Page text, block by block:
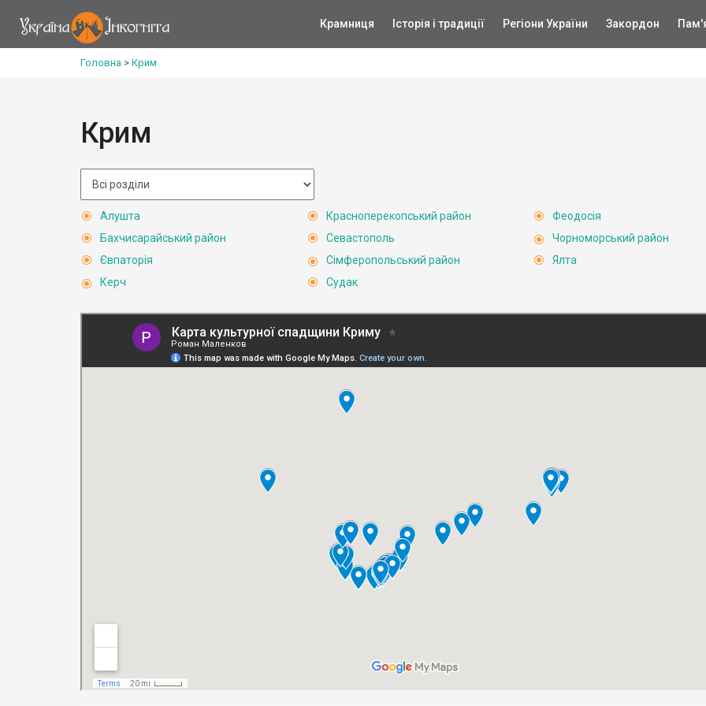
Крамниця Історія і традиції Регіони України Закордон
Головна > Крим
Крим
Алушта
Бахчисарайський район
Євпаторія
Керч
Красноперекопський район
Севастополь
Сімферопольський район
Судак
Феодосія
Чорноморський район
Ялта